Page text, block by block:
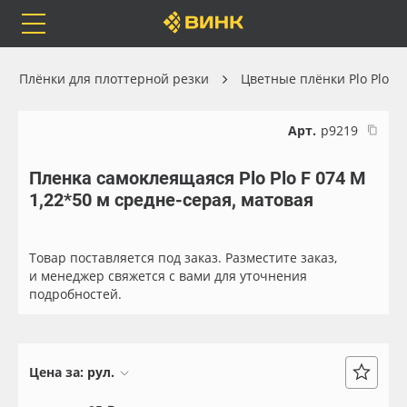
Каталог
Бренды
Оплата
Весь каталог
Самоклеящиеся плёнки
Чернила
Плёнки для плоттерной резки Цветные плёнки Plo Plo
Арт. р9219
Пленка самоклеящаяся Plo Plo F 074 M
1,22*50 м средне-серая, матовая
Товар поставляется под заказ. Разместите заказ,
и менеджер свяжется с вами для уточнения
подробностей.
Цена за: рул.